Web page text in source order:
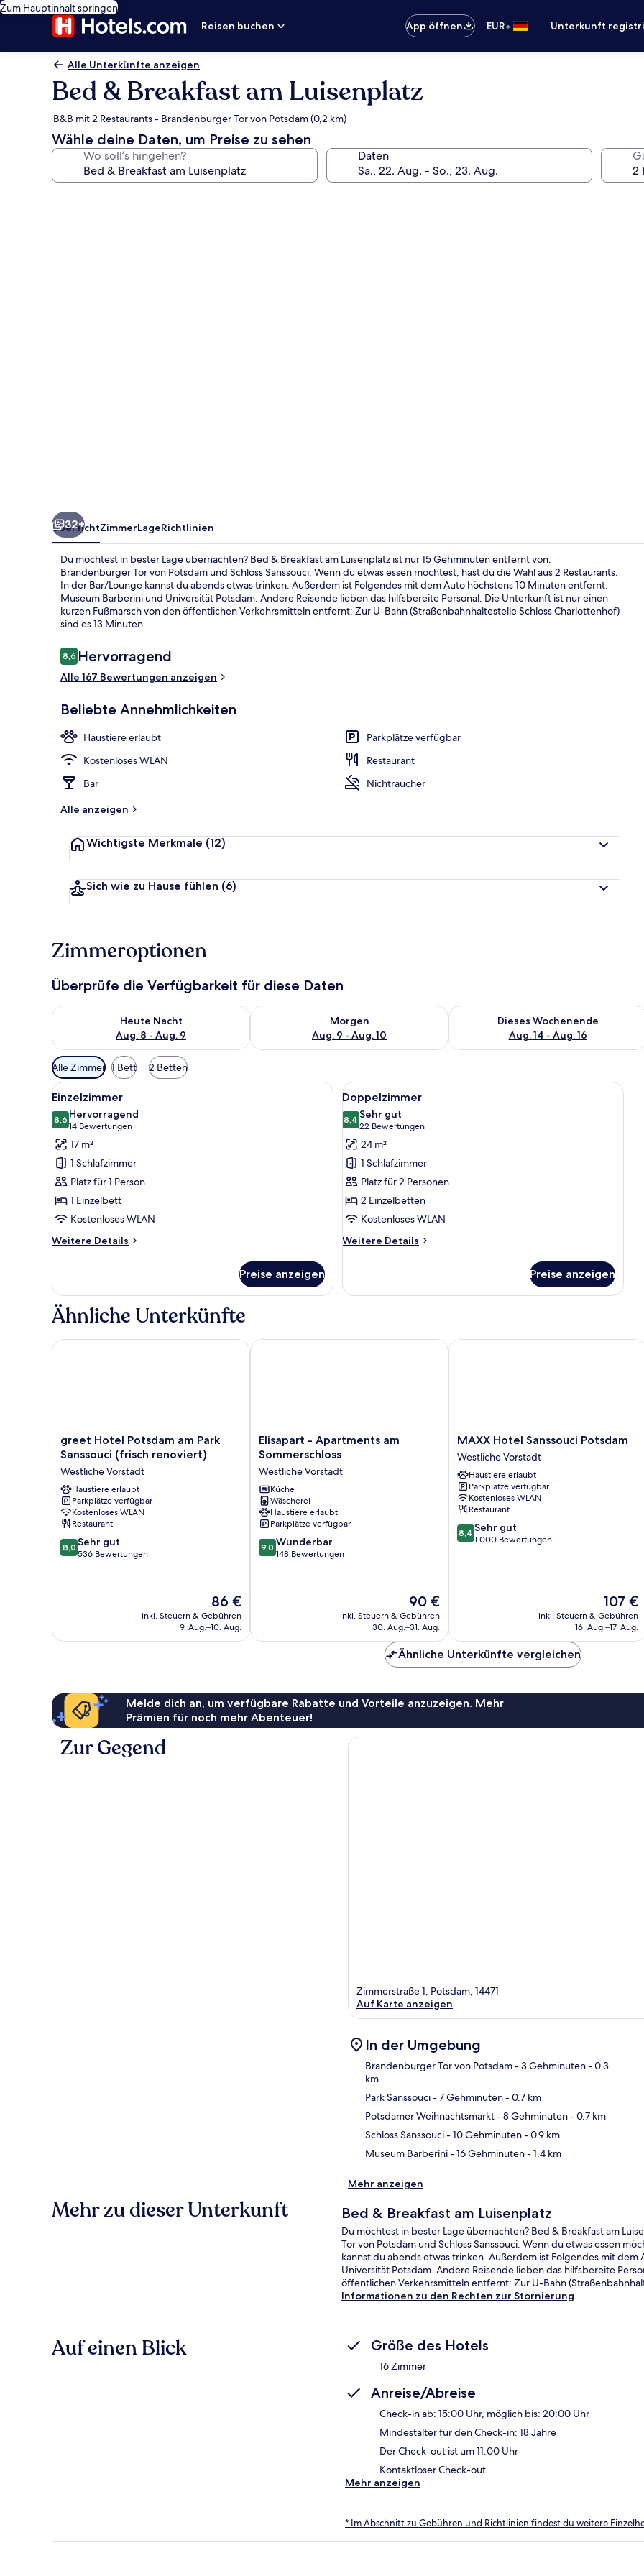
Zum Hauptinhalt springen
Reisen buchen
App öffnen EUR• Unterkunft
Alle Unterkünfte anzeigen
Bed & Breakfast am Luisenplatz
B&B mit 2 Restaurants - Brandenburger Tor von Potsdam (0,2 km)
Wähle deine Daten, um Preise zu sehen
Wo soll’s hingehen? Daten
32+
ÜbersichtZimmerLageRichtlinien
Du möchtest in bester Lage übernachten? Bed & Breakfast am Luisenplatz ist nur 15 Gehminuten entfernt von:
Brandenburger Tor von Potsdam und Schloss Sanssouci. Wenn du etwas essen möchtest, hast du die Wahl aus 2 Restaurants.
In der Bar/Lounge kannst du abends etwas trinken. Außerdem ist Folgendes mit dem Auto höchstens 10 Minuten entfernt:
Museum Barberini und Universität Potsdam. Andere Reisende lieben das hilfsbereite Personal. Die Unterkunft ist nur einen
kurzen Fußmarsch von den öffentlichen Verkehrsmitteln entfernt: Zur U-Bahn (Straßenbahnhaltestelle Schloss Charlottenhof)
sind es 13 Minuten.
Bewertungen
8,68,6 von 10.
Hervorragend
Alle 167 Bewertungen anzeigen
Beliebte Annehmlichkeiten
Haustiere erlaubt
Parkplätze verfügbar
Kostenloses WLAN
Restaurant
Bar
Nichtraucher
Alle anzeigen
Wichtigste Merkmale (12)
Sich wie zu Hause fühlen (6)
Zimmeroptionen
Überprüfe die Verfügbarkeit für diese Daten
Heute Nacht
Aug. 8 - Aug. 9
Überprüfe die Verfügbarkeit für heute Nacht, Aug. 8 - Aug. 9.
Morgen
Aug. 9 - Aug. 10
Überprüfe die Verfügbarkeit für morgen, Aug. 9 - Aug. 10.
Dieses Wochenende
Aug. 14 - Aug. 16
Überprüfe die Verfügbarkeit für
Verfügbare
Filter
für
Zimmer
Alle Zimmer 1 Bett 2 Betten
Alle
Fotos
für
Einzelzimmer
anzeigen
Ein Hotelzimmer mit einem Bett, einem Schreibtisch mit einem Laptop, einem Stuhl, einem Rucksack auf
5
Einzelzimmer
8,68,6 von 10
Hervorragend
14 Bewertungen
(14
Bewertungen)
17 m²
1 Schlafzimmer
Platz für 1 Person
1 Einzelbett
Kostenloses WLAN
Weitere Details
Weitere
Preise anzeigen
Alle
Fotos
für
Doppelzimmer
anzeigen
Ein Hotelzimmer mit einem großen
7
Doppelzimmer
8,48,4 von 10
Sehr gut
22 Bewertungen
(22
Bewertungen)
24 m²
1 Schlafzimmer
Platz für 2 Personen
2 Einzelbetten
Kostenloses WLAN
Weitere Details
Weitere
Preise anzeigen
Ähnliche Unterkünfte
greet
Hotel
am
Park
Sanssouci
(frisch
renoviert)
Westliche
Vorstadt
greet Hotel Potsdam am Park
Sanssouci (frisch renoviert)
Westliche Vorstadt
Haustiere erlaubt
Parkplätze verfügbar
Kostenloses WLAN
Restaurant
8.0
von
8,0 Sehr gut
536 Bewertungen
Der
Preis
beträgt
86 €
inkl. Steuern & Gebühren
9. Aug.–10. Aug.
greet Hotel Potsdam am Park Sanssouci (frisch renoviert)
Elisapart
-
am
Sommerschloss
Westliche
Vorstadt
Elisapart - Apartments am
Sommerschloss
Westliche Vorstadt
Küche
Wäscherei
Haustiere erlaubt
Parkplätze verfügbar
9.0
von
9,0 Wunderbar
148 Bewertungen
Der
Preis
beträgt
90 €
inkl. Steuern & Gebühren
30. Aug.–31. Aug.
Elisapart - Apartments am Sommerschloss
MAXX
Hotel
Sanssouci
Potsdam
Westliche
Vorstadt
MAXX Hotel Sanssouci Potsdam
Westliche Vorstadt
Haustiere erlaubt
Parkplätze verfügbar
Kostenloses WLAN
Restaurant
8.4
von
8,4 Sehr gut
1.000 Bewertungen
Der
Preis
beträgt
107 €
inkl. Steuern & Gebühren
16. Aug.–17. Aug.
MAXX Hotel Sanssouci Potsdam
Ähnliche Unterkünfte vergleichen
Melde dich an, um verfügbare Rabatte und Vorteile anzuzeigen. Mehr
Prämien für noch mehr Abenteuer!
Zur Gegend
Zimmerstraße 1, Potsdam, 14471
Auf Karte anzeigen
In der Umgebung
Brandenburger Tor von Potsdam- 3 Gehminuten- 0.3
km
Park Sanssouci- 7 Gehminuten- 0.7 km
Potsdamer Weihnachtsmarkt- 8 Gehminuten- 0.7 km
Schloss Sanssouci- 10 Gehminuten- 0.9 km
Museum Barberini- 16 Gehminuten- 1.4 km
Mehr anzeigen
Mehr zu dieser Unterkunft Bed & Breakfast am Luisenplatz
Du möchtest in bester Lage übernachten? Bed & Breakfast am
Tor von Potsdam und Schloss Sanssouci. Wenn du etwas essen
kannst du abends etwas trinken. Außerdem ist Folgendes mit
Universität Potsdam. Andere Reisende lieben das hilfsbereite
öffentlichen Verkehrsmitteln entfernt: Zur U-Bahn
Informationen zu den Rechten zur Stornierung
Auf einen Blick Größe des Hotels
16 Zimmer
Anreise/Abreise
Check-in ab: 15:00 Uhr, möglich bis: 20:00 Uhr
Mindestalter für den Check-in: 18 Jahre
Der Check-out ist um 11:00 Uhr
Kontaktloser Check-out
Mehr anzeigen
* Im Abschnitt zu Gebühren und Richtlinien findest du weitere